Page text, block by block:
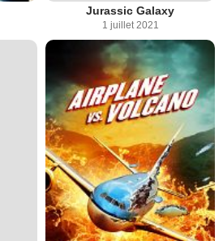
Jurassic Galaxy
1 juillet 2021